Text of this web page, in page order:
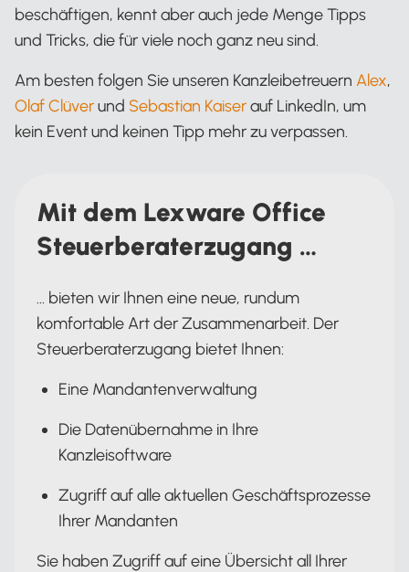
beschäftigen, kennt aber auch jede Menge Tipps
und Tricks, die für viele noch ganz neu sind.
Am besten folgen Sie unseren Kanzleibetreuern Alex,
Olaf Clüverund Sebastian Kaiserauf LinkedIn, um
kein Event und keinen Tipp mehr zu verpassen.
Mit dem Lexware Office
Steuerberaterzugang …
… bieten wir Ihnen eine neue, rundum
komfortable Art der Zusammenarbeit. Der
Steuerberaterzugang bietet Ihnen:
Eine Mandantenverwaltung
Die Datenübernahme in Ihre
Kanzleisoftware
Zugriff auf alle aktuellen Geschäftsprozesse
Ihrer Mandanten
Sie haben Zugriff auf eine Übersicht all Ihrer